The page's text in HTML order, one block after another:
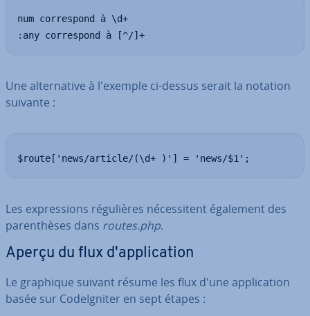
num correspond à \d+
:any correspond à [^/]+
Une al­ter­na­tive à l'exemple ci-dessus serait la notation
suivante :
$route['news/article/(\d+ )'] = 'news/$1';
Les ex­pres­sions ré­gu­lières né­ces­si­tent également des
pa­ren­thèses dans routes.php.
Aperçu du flux d'ap­pli­ca­tion
Le graphique suivant résume les flux d'une ap­pli­ca­tion
basée sur Co­deIg­ni­ter en sept étapes :